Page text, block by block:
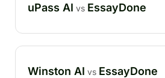
uPass AI vs EssayDone
Winston AI vs EssayDone